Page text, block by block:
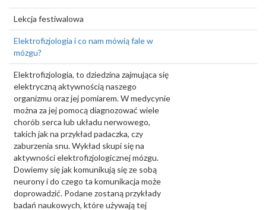
Lekcja festiwalowa
Elektrofizjologia i co nam mówią fale w
mózgu?
Elektrofizjologia, to dziedzina zajmująca się
elektryczną aktywnością naszego
organizmu oraz jej pomiarem. W medycynie
można za jej pomocą diagnozować wiele
chorób serca lub układu nerwowego,
takich jak na przykład padaczka, czy
zaburzenia snu. Wykład skupi się na
aktywności elektrofizjologicznej mózgu.
Dowiemy się jak komunikują się ze sobą
neurony i do czego ta komunikacja może
doprowadzić. Podane zostaną przykłady
badań naukowych, które używają tej